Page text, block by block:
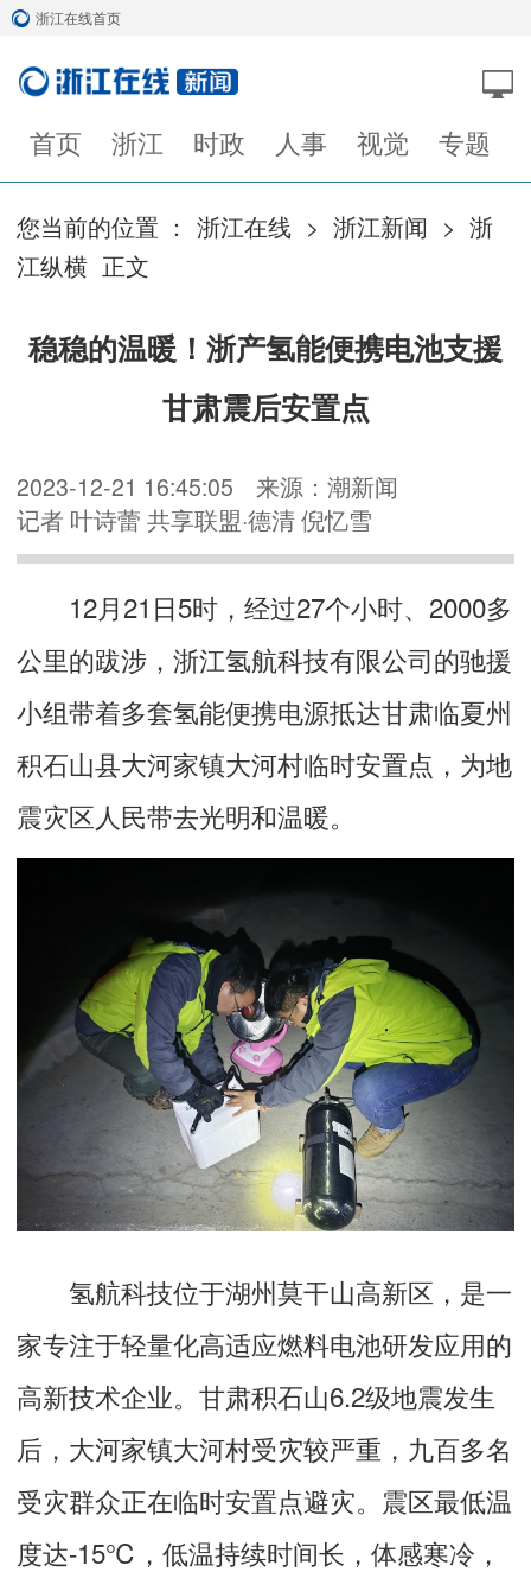
浙江在线首页
首页 浙江 时政 人事 视觉 专题
您当前的位置 ： 浙江在线 > 浙江新闻 > 浙
江纵横 正文
稳稳的温暖！浙产氢能便携电池支援
甘肃震后安置点
2023-12-21 16:45:05
来源：潮新闻
记者 叶诗蕾 共享联盟·德清 倪忆雪
12月21日5时，经过27个小时、2000多
公里的跋涉，浙江氢航科技有限公司的驰援
小组带着多套氢能便携电源抵达甘肃临夏州
积石山县大河家镇大河村临时安置点，为地
震灾区人民带去光明和温暖。
氢航科技位于湖州莫干山高新区，是一
家专注于轻量化高适应燃料电池研发应用的
高新技术企业。甘肃积石山6.2级地震发生
后，大河家镇大河村受灾较严重，九百多名
受灾群众正在临时安置点避灾。震区最低温
度达-15℃，低温持续时间长，体感寒冷，